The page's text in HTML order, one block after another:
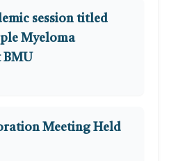
session titled
Myeloma
BMU
Meeting Held